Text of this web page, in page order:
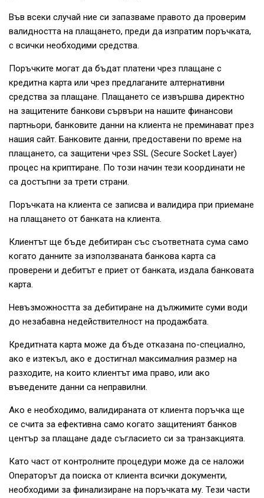
Във всеки случай ние си запазваме правото да проверим
валидността на плащането, преди да изпратим поръчката,
с всички необходими средства.
Поръчките могат да бъдат платени чрез плащане с
кредитна карта или чрез предлаганите алтернативни
средства за плащане. Плащането се извършва директно
на защитените банкови сървъри на нашите финансови
партньори, банковите данни на клиента не преминават през
нашия сайт. Банковите данни, предоставени по време на
плащането, са защитени чрез SSL (Secure Socket Layer)
процес на криптиране. По този начин тези координати не
са достъпни за трети страни.
Поръчката на клиента се записва и валидира при приемане
на плащането от банката на клиента.
Клиентът ще бъде дебитиран със съответната сума само
когато данните за използваната банкова карта са
проверени и дебитът е приет от банката, издала банковата
карта.
Невъзможността за дебитиране на дължимите суми води
до незабавна недействителност на продажбата.
Кредитната карта може да бъде отказана по-специално,
ако е изтекъл, ако е достигнал максималния размер на
разходите, на които клиентът има право, или ако
въведените данни са неправилни.
Ако е необходимо, валидираната от клиента поръчка ще
се счита за ефективна само когато защитеният банков
център за плащане даде съгласието си за транзакцията.
Като част от контролните процедури може да се наложи
Операторът да поиска от клиента всички документи,
необходими за финализиране на поръчката му. Тези части